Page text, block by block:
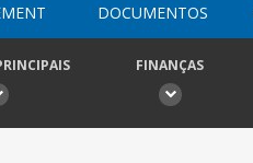
DOCUMENTOS
FINANÇAS